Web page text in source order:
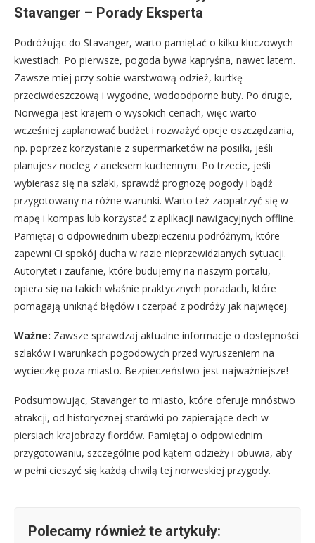
Stavanger – Porady Eksperta
Podróżując do Stavanger, warto pamiętać o kilku kluczowych
kwestiach. Po pierwsze, pogoda bywa kapryśna, nawet latem.
Zawsze miej przy sobie warstwową odzież, kurtkę
przeciwdeszczową i wygodne, wodoodporne buty. Po drugie,
Norwegia jest krajem o wysokich cenach, więc warto
wcześniej zaplanować budżet i rozważyć opcje oszczędzania,
np. poprzez korzystanie z supermarketów na posiłki, jeśli
planujesz nocleg z aneksem kuchennym. Po trzecie, jeśli
wybierasz się na szlaki, sprawdź prognozę pogody i bądź
przygotowany na różne warunki. Warto też zaopatrzyć się w
mapę i kompas lub korzystać z aplikacji nawigacyjnych offline.
Pamiętaj o odpowiednim ubezpieczeniu podróżnym, które
zapewni Ci spokój ducha w razie nieprzewidzianych sytuacji.
Autorytet i zaufanie, które budujemy na naszym portalu,
opiera się na takich właśnie praktycznych poradach, które
pomagają uniknąć błędów i czerpać z podróży jak najwięcej.
Ważne: Zawsze sprawdzaj aktualne informacje o dostępności
szlaków i warunkach pogodowych przed wyruszeniem na
wycieczkę poza miasto. Bezpieczeństwo jest najważniejsze!
Podsumowując, Stavanger to miasto, które oferuje mnóstwo
atrakcji, od historycznej starówki po zapierające dech w
piersiach krajobrazy fiordów. Pamiętaj o odpowiednim
przygotowaniu, szczególnie pod kątem odzieży i obuwia, aby
w pełni cieszyć się każdą chwilą tej norweskiej przygody.
Polecamy również te artykuły: